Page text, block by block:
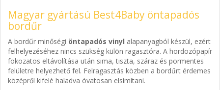
Magyar gyártású Best4Baby öntapadós
bordűr
A bordűr minőségi öntapadós vinyl alapanyagból készül, ezért
felhelyezéséhez nincs szükség külön ragasztóra. A hordozópapír
fokozatos eltávolítása után sima, tiszta, száraz és pormentes
felületre helyezhető fel. Felragasztás közben a bordűrt érdemes
középről kifelé haladva óvatosan elsimítani.